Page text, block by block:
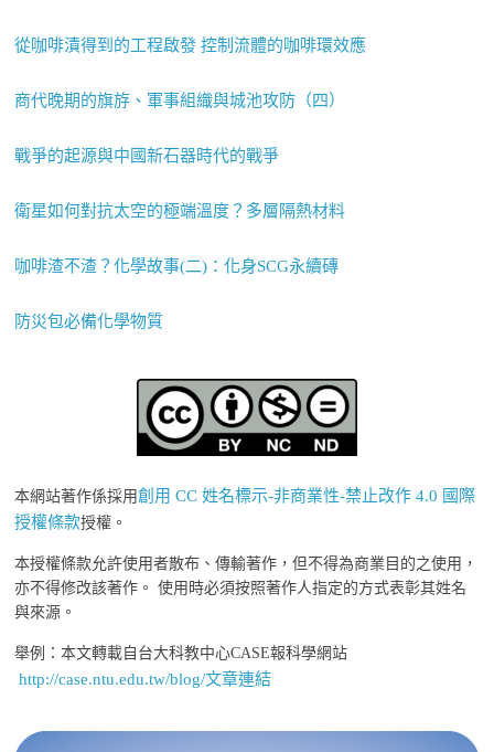
從咖啡漬得到的工程啟發 控制流體的咖啡環效應
商代晚期的旗斿、軍事組織與城池攻防（四）
戰爭的起源與中國新石器時代的戰爭
衛星如何對抗太空的極端溫度？多層隔熱材料
咖啡渣不渣？化學故事(二)：化身SCG永續磚
防災包必備化學物質
本網站著作係採用創用 CC 姓名標示-非商業性-禁止改作 4.0 國際
授權條款授權。
本授權條款允許使用者散布、傳輸著作，但不得為商業目的之使用，
亦不得修改該著作。 使用時必須按照著作人指定的方式表彰其姓名
與來源。
舉例：本文轉載自台大科教中心CASE報科學網站
http://case.ntu.edu.tw/blog/文章連結